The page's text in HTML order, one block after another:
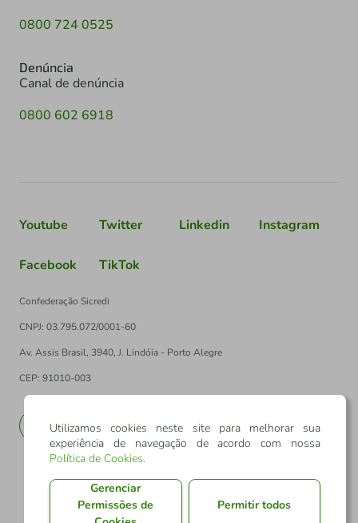
0800 724 0525
Denúncia
Canal de denúncia
0800 602 6918
Youtube Twitter Linkedin Instagram
Facebook TikTok
Confederação Sicredi
CNPJ: 03.795.072/0001-60
Av. Assis Brasil, 3940, J. Lindóia - Porto Alegre
CEP: 91010-003
EN
Utilizamos cookies neste site para melhorar sua
experiência de navegação de acordo com nossa
Política de Cookies.
Gerenciar
Permissões de
Permitir todos